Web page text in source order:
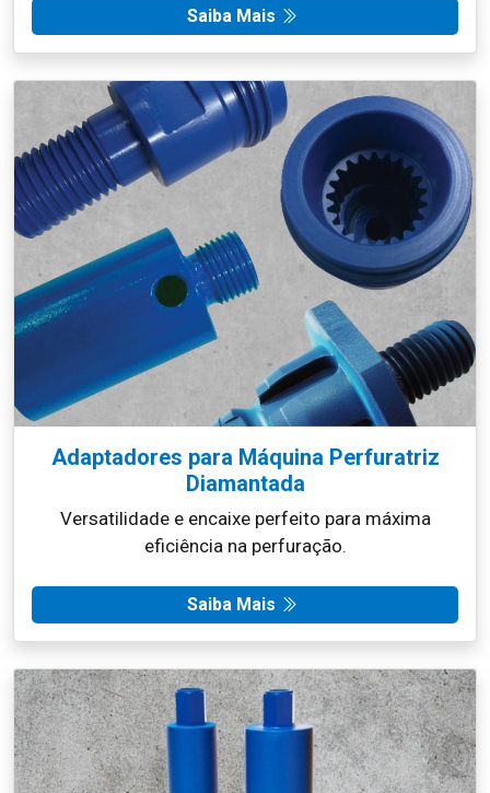
Saiba Mais
Adaptadores para Máquina Perfuratriz
Diamantada
Versatilidade e encaixe perfeito para máxima
eficiência na perfuração.
Saiba Mais